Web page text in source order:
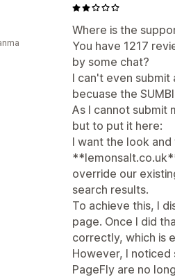
Where is the
You have 1217
by some chat?
I can't even
becuase the
As I cannot submit
but to put it here:
I want the look
override our
search results.
To achieve this, I
page. Once I did
correctly, which is
However, I
PageFly are no